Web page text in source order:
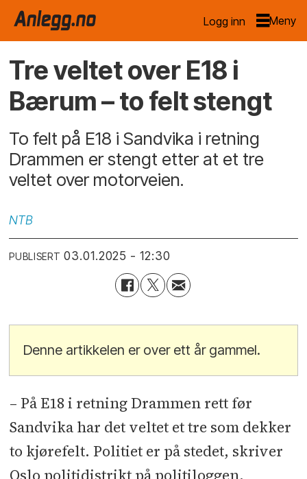
Logg inn
Tre veltet over E18 i
Bærum – to felt stengt
To felt på E18 i Sandvika i retning
Drammen er stengt etter at et tre
veltet over motorveien.
NTB
PUBLISERT 03.01.2025 - 12:30
Denne artikkelen er over ett år gammel.
– På E18 i retning Drammen rett før
Sandvika har det veltet et tre som dekker
to kjørefelt. Politiet er på stedet, skriver